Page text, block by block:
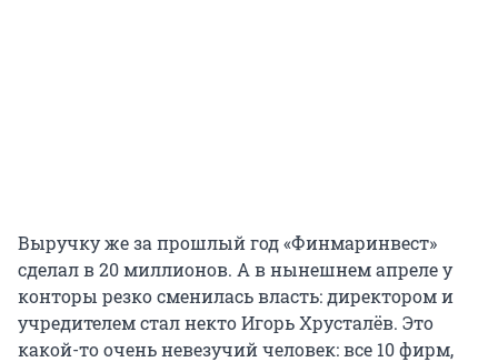
Выручку же за прошлый год «Финмаринвест»
сделал в 20 миллионов. А в нынешнем апреле у
конторы резко сменилась власть: директором и
учредителем стал некто Игорь Хрусталёв. Это
какой-то очень невезучий человек: все 10 фирм,